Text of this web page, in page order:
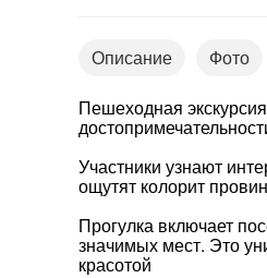
Описание Фото
Пешеходная
Участники узнают
ощутят колорит
Прогулка включает
значимых мест. Это
красотой